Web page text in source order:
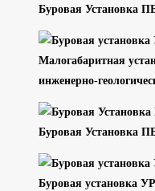
Буровая Установка
Малогабаритная
инженерно-
Буровая Установка
Буровая установка